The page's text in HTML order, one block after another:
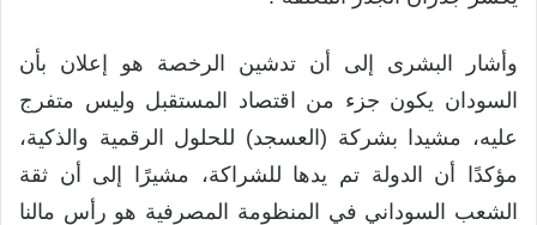
وأشار البشرى إلى أن تدشين الرخصة هو إعلان بأن
السودان يكون جزء من اقتصاد المستقبل وليس متفرج
عليه، مشيدا بشركة (العسجد) للحلول الرقمية والذكية،
مؤكدًا أن الدولة تم يدها للشراكة، مشيرًا إلى أن ثقة
الشعب السوداني في المنظومة المصرفية هو رأس مالنا